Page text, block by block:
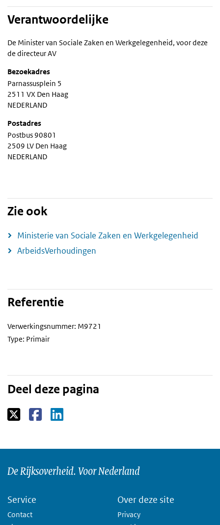
Verantwoordelijke
De Minister van Sociale Zaken en Werkgelegenheid, voor deze
de directeur AV
Bezoekadres
Parnassusplein 5
2511 VX Den Haag
NEDERLAND
Postadres
Postbus 90801
2509 LV Den Haag
NEDERLAND
Zie ook
Ministerie van Sociale Zaken en Werkgelegenheid
ArbeidsVerhoudingen
Referentie
Verwerkingsnummer: M9721
Type: Primair
Deel deze pagina
De Rijksoverheid. Voor Nederland
Service
Contact
Over deze site
Privacy